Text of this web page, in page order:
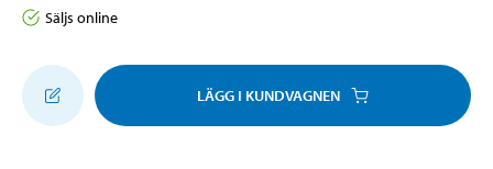
Säljs online
LÄGG I KUNDVAGNEN